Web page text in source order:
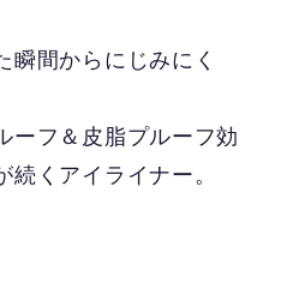
解
瞬間からにじみにく
ーフ＆皮脂プルーフ効
くアイライナー。